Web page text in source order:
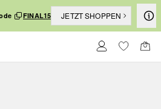
FINAL15 JETZT SHOPPEN